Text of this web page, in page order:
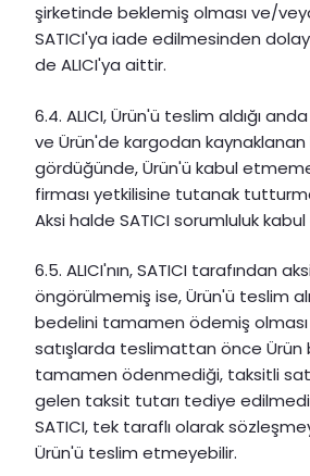
şirketinde beklemiş olması ve/
SATICI'ya iade edilmesinden
de ALICI'ya aittir.
6.4. ALICI, Ürün'ü teslim aldığı
ve Ürün'de kargodan kaynaklanan
gördüğünde, Ürün'ü kabul
firması yetkilisine tutanak
Aksi halde SATICI sorumluluk
6.5. ALICI'nın, SATICI tarafından aksi
öngörülmemiş ise, Ürün'ü teslim
bedelini tamamen ödemiş olması
satışlarda teslimattan önce Ürün
tamamen ödenmediği, taksitli
gelen taksit tutarı tediye
SATICI, tek taraflı olarak
Ürün'ü teslim etmeyebilir.